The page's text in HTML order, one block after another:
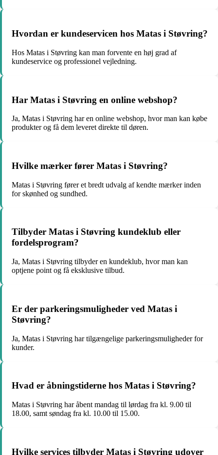
Hvordan er kundeservicen hos Matas i Støvring?
Hos Matas i Støvring kan man forvente en høj grad af
kundeservice og professionel vejledning.
Har Matas i Støvring en online webshop?
Ja, Matas i Støvring har en online webshop, hvor man kan købe
produkter og få dem leveret direkte til døren.
Hvilke mærker fører Matas i Støvring?
Matas i Støvring fører et bredt udvalg af kendte mærker inden
for skønhed og sundhed.
Tilbyder Matas i Støvring kundeklub eller
fordelsprogram?
Ja, Matas i Støvring tilbyder en kundeklub, hvor man kan
optjene point og få eksklusive tilbud.
Er der parkeringsmuligheder ved Matas i
Støvring?
Ja, Matas i Støvring har tilgængelige parkeringsmuligheder for
kunder.
Hvad er åbningstiderne hos Matas i Støvring?
Matas i Støvring har åbent mandag til lørdag fra kl. 9.00 til
18.00, samt søndag fra kl. 10.00 til 15.00.
Hvilke services tilbyder Matas i Støvring udover